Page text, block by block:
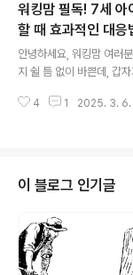
회사? 아니죠, 고용보험입
면 회사에서 월급이 계속
지만 정확한 정보는 이렇
가 아닌, 국가에서 운영하
회사에서 직접 주는 돈이
지공단을 통해 지급되는
워킹맘 필독! 7세 아
할 때 효과적인 대응
안녕하세요, 워킹맘 여러
지 쉴 틈 없이 바쁜데, 갑
가기 싫어할 때 어떻게 현
음을 이해하고 공감해 주
슨 일이 있었어? 엄마한
말을 걸면 아이도 마음을
요.2단계: 학원 거부 이유
을 싫어하는 이유는 다양
미없다고 느낄 때친구 또
4 1 2025. 3. 6.
이 블로그 인기글